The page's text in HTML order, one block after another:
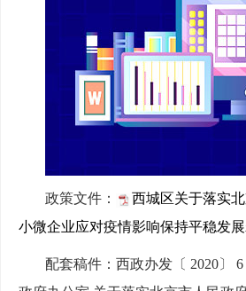
政策文件：
西城区关于落实
小微企业应对疫情影响保持平稳发
配套稿件： 西政办发〔 2020〕